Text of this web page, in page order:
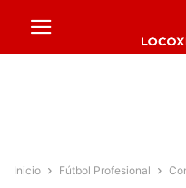
Inicio Fútbol Profesional